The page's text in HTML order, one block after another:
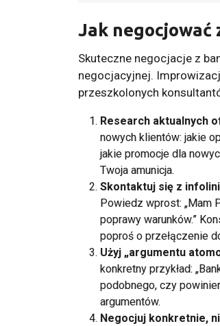
Jak negocjować
Skuteczne negocjacje z
negocjacyjnej.
przeszkolonych
Research aktualnych
nowych klientów: jakie
jakie promocje dla
Twoja amunicja.
Skontaktuj się z
Powiedz wprost: „Mam
poprawy warunków.”
poproś o przełączenie
Użyj „argumentu
konkretny przykład:
podobnego, czy
argumentów.
Negocjuj konkretnie,